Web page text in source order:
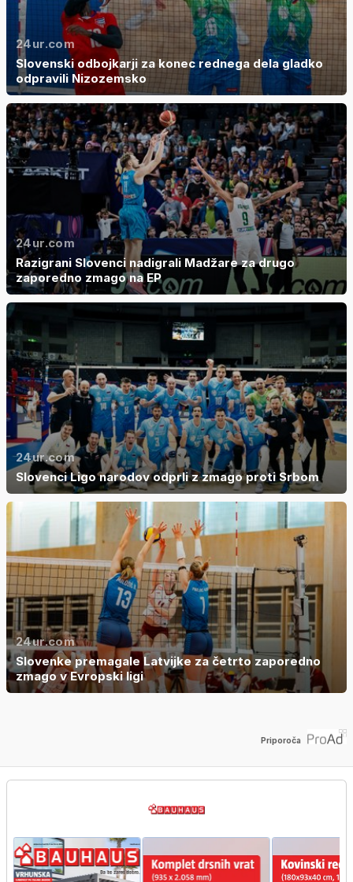
24ur.com
Slovenski odbojkarji za konec rednega dela gladko
odpravili Nizozemsko
24ur.com
Razigrani Slovenci nadigrali Madžare za drugo
zaporedno zmago na EP
24ur.com
Slovenci Ligo narodov odprli z zmago proti Srbom
24ur.com
Slovenke premagale Latvijke za četrto zaporedno
zmago v Evropski ligi
Priporoča